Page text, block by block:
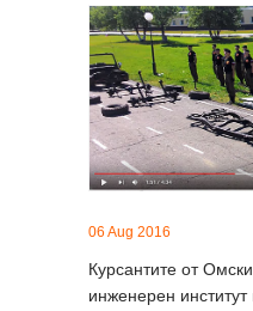
06 Aug 2016
Курсантите от
инженерен институт